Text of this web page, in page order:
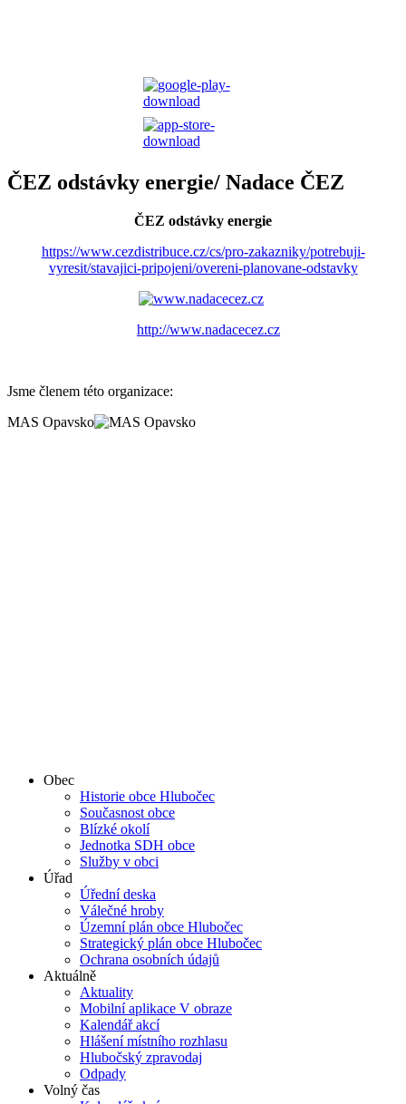
ČEZ odstávky energie/ Nadace ČEZ
ČEZ odstávky energie
https://www.cezdistribuce.cz/cs/pro-zakazniky/potrebuji-
vyresit/stavajici-pripojeni/overeni-planovane-odstavky
http://www.nadacecez.cz
Jsme členem této organizace:
MAS Opavsko
Obec
Historie obce Hlubočec
Současnost obce
Blízké okolí
Jednotka SDH obce
Služby v obci
Úřad
Úřední deska
Válečné hroby
Územní plán obce Hlubočec
Strategický plán obce Hlubočec
Ochrana osobních údajů
Aktuálně
Aktuality
Mobilní aplikace V obraze
Kalendář akcí
Hlášení místního rozhlasu
Hlubočský zpravodaj
Odpady
Volný čas